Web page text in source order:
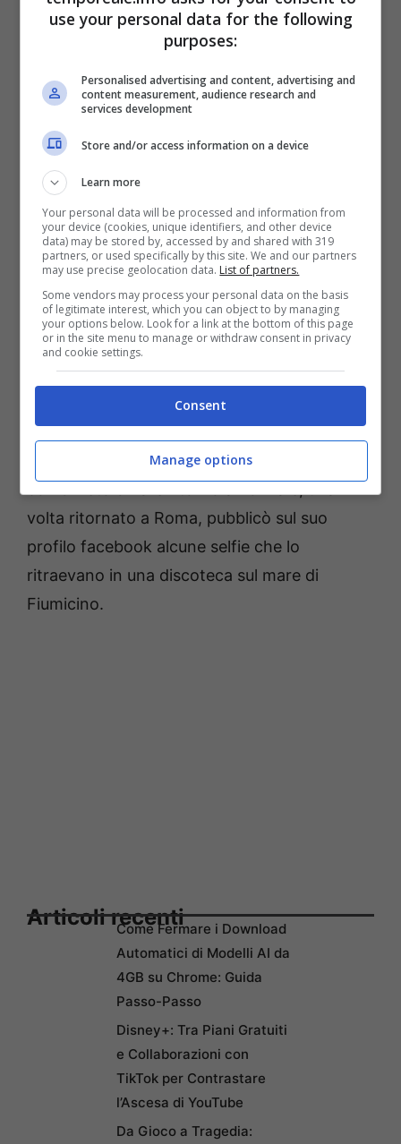
potrebbero essere le scelte conseguenti del
Csm dopo la trasmissione degli atti, la stessa
quanto è trapelato – larichiesta di svolgere
un incidente probatorio finalizzato a
ricostruire a caldo cosa sia successo nel
tardo pomeriggio del 7 luglio
dell’abitazione presso in affitto dalla famiglia
della 16ennein località “I Conti”.
Qui il 34enne – in evidente stato di
ubriachezza –aveva aggredito la 16enne
costringendola a rientrare dentro e a subire
la violenza,poi accertata il giorno dopo al
consulto presso l’ospedale
Santa Maria Goretti di Latina. Il 34enne
venne raggiunto invece da un foglio di via
con divieto di fare ritorno a Ponza e, una
volta ritornato a Roma, pubblicò sul suo
profilo facebook alcune selfie che lo
ritraevano in una discoteca sul mare di
Fiumicino.
Articoli recentiCome Fermare i Download
Automatici di Modelli AI da
4GB su Chrome: Guida
Passo-Passo
Disney+: Tra Piani Gratuiti
e Collaborazioni con
TikTok per Contrastare
l’Ascesa di YouTube
Da Gioco a Tragedia:
use your personal data for the following
purposes:
Personalised advertising and content, advertising and
content measurement, audience research and
services development
Store and/or access information on a device
Learn more
Your personal data will be processed and information from
your device (cookies, unique identifiers, and other device
data) may be stored by, accessed by and shared with 319
partners, or used specifically by this site. We and our partners
may use precise geolocation data. List of partners.
Some vendors may process your personal data on the basis
of legitimate interest, which you can object to by managing
your options below. Look for a link at the bottom of this page
or in the site menu to manage or withdraw consent in privacy
and cookie settings.
Consent
Manage options